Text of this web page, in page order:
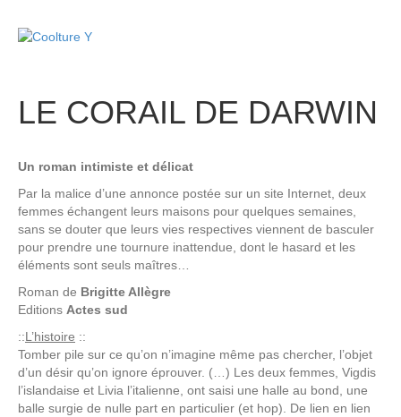
LE CORAIL DE DARWIN
Un roman intimiste et délicat
Par la malice d’une annonce postée sur un site Internet, deux
femmes échangent leurs maisons pour quelques semaines,
sans se douter que leurs vies respectives viennent de basculer
pour prendre une tournure inattendue, dont le hasard et les
éléments sont seuls maîtres…
Roman de Brigitte Allègre
Editions Actes sud
::L’histoire ::
Tomber pile sur ce qu’on n’imagine même pas chercher, l’objet
d’un désir qu’on ignore éprouver. (…) Les deux femmes, Vigdis
l’islandaise et Livia l’italienne, ont saisi une halle au bond, une
balle surgie de nulle part en particulier (et hop). De lien en lien